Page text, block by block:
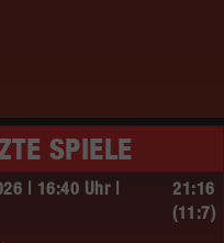
SPIELE
| 16:40 Uhr |
21:16
(11:7)